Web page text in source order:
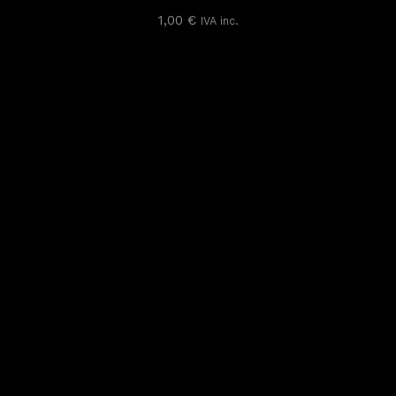
1,00 € IVA inc.
1,00 € IVA inc.